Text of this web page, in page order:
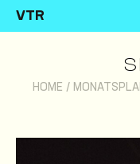
VTR
HOME /